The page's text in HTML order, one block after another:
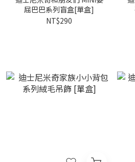
屈巴巴系列盲盒[單盒]
NT$290